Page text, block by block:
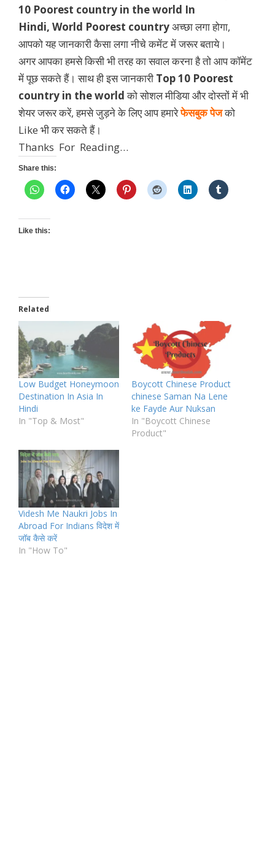
10 Poorest country in the world In
Hindi, World Poorest countryअच्छा लगा होगा,
आपको यह जानकारी कैसा लगा नीचे कमेंट में जरूर बताये।
अगर आपका हमसे किसी भी तरह का सवाल करना है तो आप कॉमेंट
में पूछ सकते हैं। साथ ही इस जानकारी Top 10 Poorest
country in the worldको सोशल मीडिया और दोस्तों में भी
शेयर जरूर करें, हमसे जुड़ने के लिए आप हमारेफेसबुक पेजको
Like भी कर सकते हैं।
Thanks For Reading…
Share this:
Like this:
Related
Low Budget Honeymoon
Destination In Asia In
Hindi
In "Top & Most"
Boycott Chinese Product
chinese Saman Na Lene
ke Fayde Aur Nuksan
In "Boycott Chinese
Product"
Videsh Me Naukri Jobs In
Abroad For Indians विदेश में
जॉब कैसे करें
In "How To"